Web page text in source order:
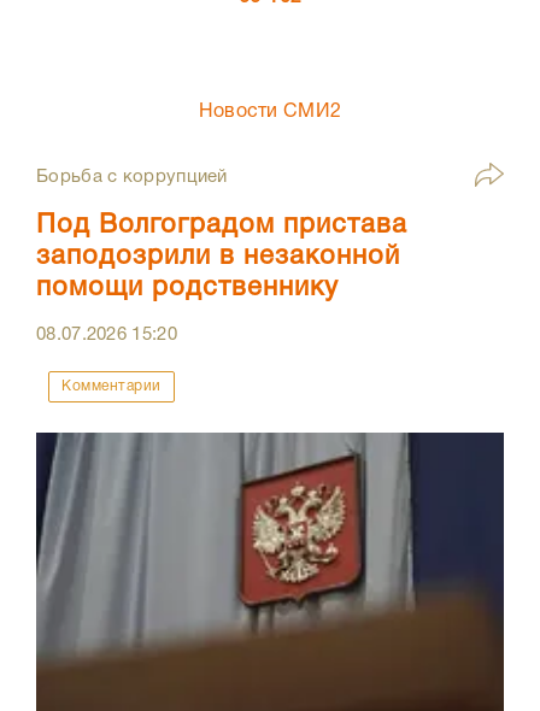
Новости СМИ2
Борьба с коррупцией
Под Волгоградом пристава
заподозрили в незаконной
помощи родственнику
08.07.2026 15:20
Комментарии